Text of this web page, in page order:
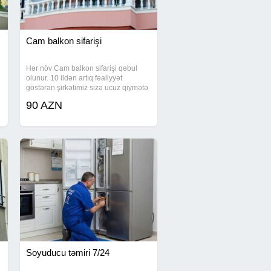
Cam balkon sifarişi
Hər növ Cam balkon sifarişi qəbul
olunur. 10 ildən artıq fəaliyyət
göstərən şirkətimiz sizə ucuz qiymətə
edir. İNDİ Zəng edin xidmətimizdən
Zəmanət
90 AZN
Soyuducu təmiri 7/24